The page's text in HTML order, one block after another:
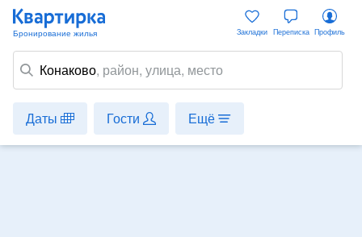
Конаково, район, улица, место
Закладки Переписка Профиль
Даты Гости Ещё